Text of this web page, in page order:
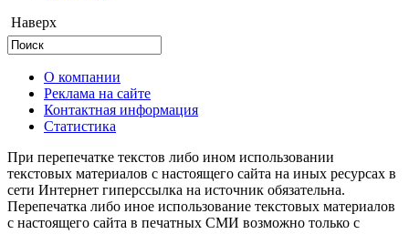
Наверх
О компании
Реклама на сайте
Контактная информация
Статистика
При перепечатке текстов либо ином использовании
текстовых материалов с настоящего сайта на иных ресурсах в
сети Интернет гиперссылка на источник обязательна.
Перепечатка либо иное использование текстовых материалов
с настоящего сайта в печатных СМИ возможно только с